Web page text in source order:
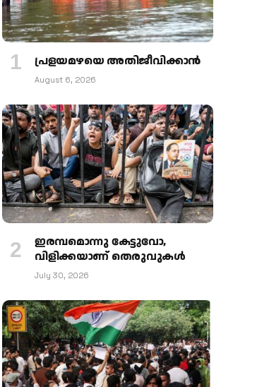
പ്രളയമഴയെ അതിജീവിക്കാന്‍
August 6, 2026
ഇരമ്പമൊന്നു കേട്ടുവോ,
വിളിക്കയാണ് തെരുവുകള്‍
July 30, 2026